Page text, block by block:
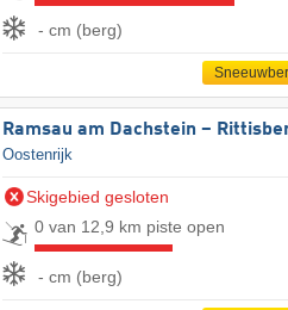
- cm (berg)
Ramsau am Dachstein –
Oostenrijk
Skigebied gesloten
0 van 12,9 km piste open
- cm (berg)